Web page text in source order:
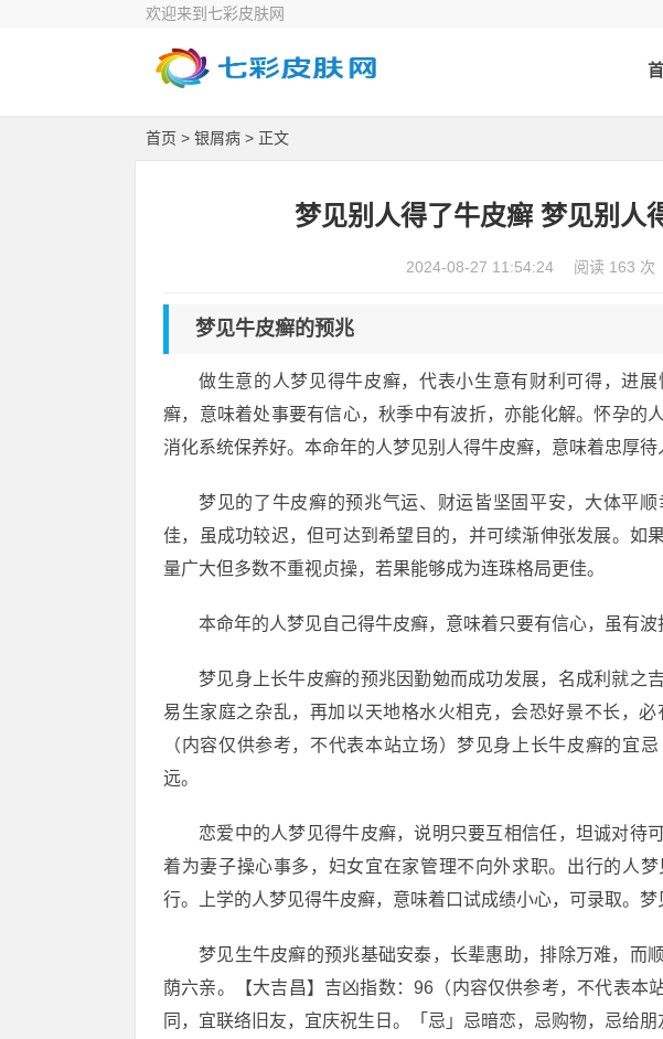
欢迎来到七彩皮肤网
首页 > 银屑病 > 正文
梦见别人得了牛皮癣 梦见别人
2024-08-27 11:54:24 阅读 163 次
梦见牛皮癣的预兆
做生意的人梦见得牛皮癣，代表小生意有财利可得，进
癣，意味着处事要有信心，秋季中有波折，亦能化解。怀孕的
消化系统保养好。本命年的人梦见别人得牛皮癣，意味着忠厚待
梦见的了牛皮癣的预兆气运、财运皆坚固平安，大体平
佳，虽成功较迟，但可达到希望目的，并可续渐伸张发展。如
量广大但多数不重视贞操，若果能够成为连珠格局更佳。
本命年的人梦见自己得牛皮癣，意味着只要有信心，虽有波
梦见身上长牛皮癣的预兆因勤勉而成功发展，名成利就之
易生家庭之杂乱，再加以天地格水火相克，会恐好景不长，
（内容仅供参考，不代表本站立场）梦见身上长牛皮癣的宜
远。
恋爱中的人梦见得牛皮癣，说明只要互相信任，坦诚对待
着为妻子操心事多，妇女宜在家管理不向外求职。出行的人
行。上学的人梦见得牛皮癣，意味着口试成绩小心，可录取。梦
梦见生牛皮癣的预兆基础安泰，长辈惠助，排除万难，而
荫六亲。【大吉昌】吉凶指数：96（内容仅供参考，不代表本
同，宜联络旧友，宜庆祝生日。「忌」忌暗恋，忌购物，忌给朋